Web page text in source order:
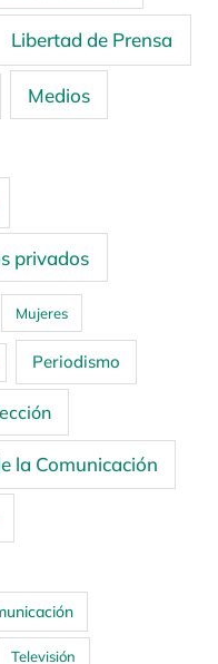
Libertad de Prensa
Medios
privados
Mujeres
Periodismo
la Comunicación
Televisión